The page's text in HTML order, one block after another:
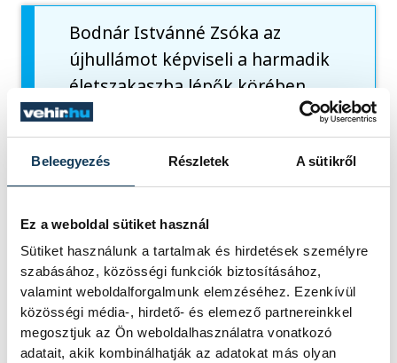
Beleegyezés Részletek A sütikről
Ez a weboldal sütiket használ
Sütiket használunk a tartalmak és hirdetések személyre
szabásához, közösségi funkciók biztosításához,
valamint weboldalforgalmunk elemzéséhez. Ezenkívül
közösségi média-, hirdető- és elemező partnereinkkel
megosztjuk az Ön weboldalhasználatra vonatkozó
adatait, akik kombinálhatják az adatokat más olyan
Bodnár Istvánné Zsóka az
újhullámot képviseli a harmadik
életszakaszba lépők körében.
Míg korábban általában a közös
munkahelyen töltött évtizedek
kötötték össze a nyugdíjba
vonulókat, mára a nagyobb
mobilitás, az eltérő életmódok
és életkörülmények új utakat
igényelnek a szenior
közösségek szervezésében.
Nos, az egyik ilyen új útra talált
rá Zsóka, amikor 2017-ben